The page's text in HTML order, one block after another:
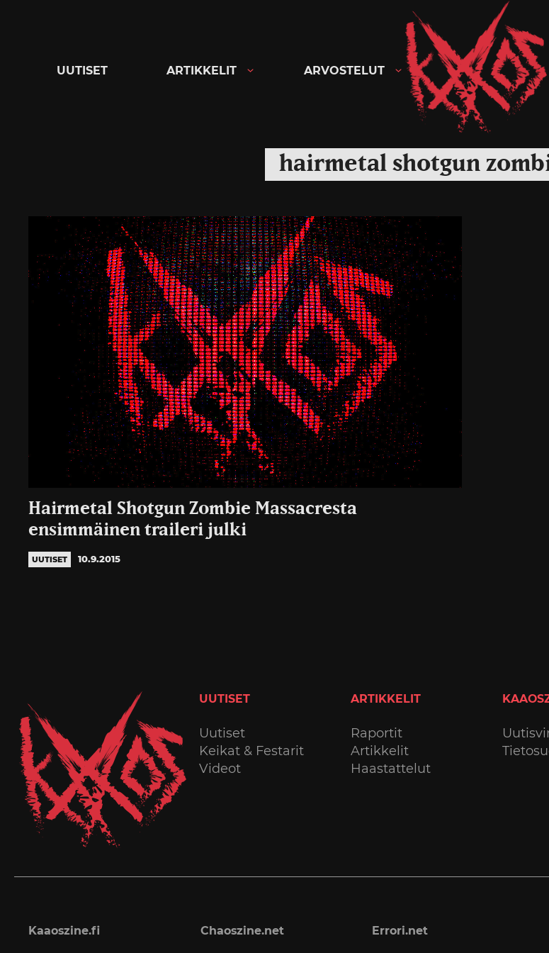
Kaaoszine
UUTISET ARTIKKELIT ARVOSTELUT
hairmetal shotgun
Hairmetal Shotgun Zombie Massacresta
ensimmäinen traileri julki
UUTISET 10.9.2015
UUTISET
Uutiset
Keikat & Festarit
Videot
ARTIKKELIT
Raportit
Artikkelit
Haastattelut
Kaaoszine.fi Chaoszine.net Errori.net